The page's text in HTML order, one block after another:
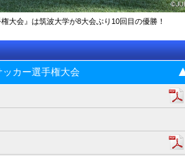
⼤会』は筑波大学が8大会ぶり10回目の優勝！
ッカー選⼿権⼤会